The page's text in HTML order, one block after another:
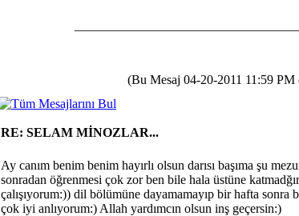
(Bu Mesaj 04-20-2011 11:59
RE: SELAM MİNOZLAR...
Ay canım benim benim hayırlı olsun darısı başıma şu
sonradan öğrenmesi çok zor ben bile hala üstüne
çalışıyorum:)) dil bölümüne dayamamayıp bir hafta sonra
çok iyi anlıyorum:) Allah yardımcın olsun inş geçersin:)